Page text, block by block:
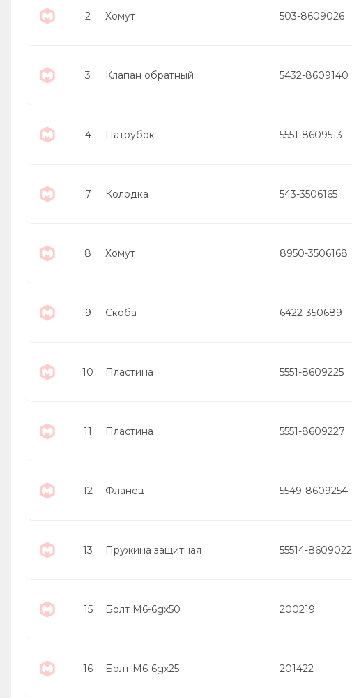
2 Хомут 503-8609026
3 Клапан обратный 5432-8609140
4 Патрубок 5551-8609513
7 Колодка 543-3506165
8 Хомут 8950-3506168
9 Скоба 6422-350689
10 Пластина 5551-8609225
11 Пластина 5551-8609227
12 Фланец 5549-8609254
13 Пружина защитная 55514-8609022
15 Болт М6-6gх50 200219
16 Болт М6-6gх25 201422